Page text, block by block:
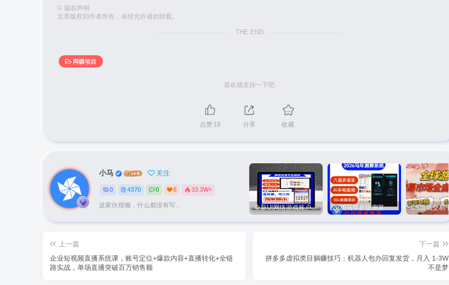
© 版权声明
文章版权归作者所有，未经允许请勿转载。
THE END
网赚项目
喜欢就支持一下吧
点赞 19 分享 收藏
小马 关注
0 4370 0 6 33.3W+
这家伙很懒，什么都没有写... 全新UI网络游戏账户交易平台系统 全开源版本 2026马年新版测算系统源码
上一篇
企业短视频直播系统课，账号定位+爆款内容+直播转化+全链
路实战，单场直播突破百万销售额
下一篇
拼多多虚拟类目躺赚技巧：机器人包办回复发货，月入 1-3W
不是梦